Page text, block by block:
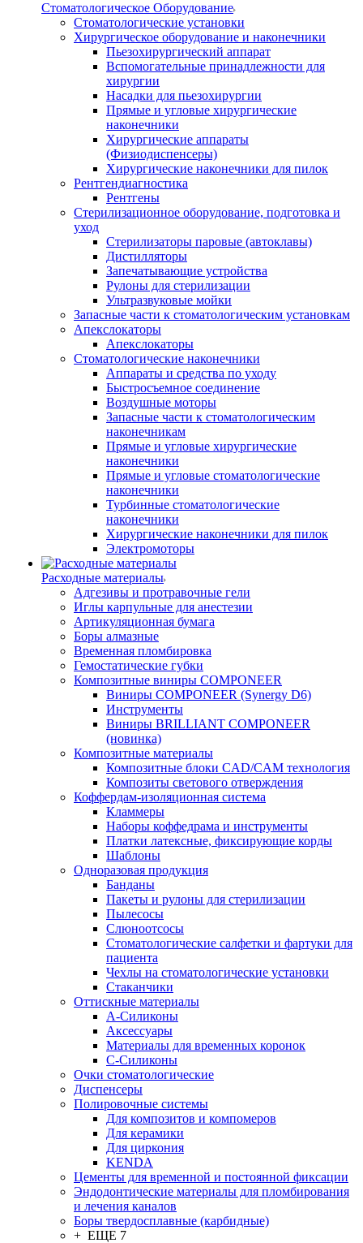
Стоматологическое Оборудование
Стоматологические установки
Хирургическое оборудование и наконечники
Пьезохирургический аппарат
Вспомогательные принадлежности для
хирургии
Насадки для пьезохирургии
Прямые и угловые хирургические
наконечники
Хирургические аппараты
(Физиодиспенсеры)
Хирургические наконечники для пилок
Рентгендиагностика
Рентгены
Стерилизационное оборудование, подготовка и
уход
Стерилизаторы паровые (автоклавы)
Дистилляторы
Запечатывающие устройства
Рулоны для стерилизации
Ультразвуковые мойки
Запасные части к стоматологическим установкам
Апекслокаторы
Апекслокаторы
Стоматологические наконечники
Аппараты и средства по уходу
Быстросъемное соединение
Воздушные моторы
Запасные части к стоматологическим
наконечникам
Прямые и угловые хирургические
наконечники
Прямые и угловые стоматологические
наконечники
Турбинные стоматологические
наконечники
Хирургические наконечники для пилок
Электромоторы
Расходные материалы
Адгезивы и протравочные гели
Иглы карпульные для анестезии
Артикуляционная бумага
Боры алмазные
Временная пломбировка
Гемостатические губки
Композитные виниры COMPONEER
Виниры COMPONEER (Synergy D6)
Инструменты
Виниры BRILLIANT COMPONEER
(новинка)
Композитные материалы
Композитные блоки CAD/СAM технология
Композиты светового отверждения
Коффердам-изоляционная система
Кламмеры
Наборы коффедрама и инструменты
Платки латексные, фиксирующие корды
Шаблоны
Одноразовая продукция
Банданы
Пакеты и рулоны для стерилизации
Пылесосы
Слюноотсосы
Стоматологические салфетки и фартуки для
пациента
Чехлы на стоматологические установки
Стаканчики
Оттискные материалы
А-Силиконы
Аксессуары
Материалы для временных коронок
С-Силиконы
Очки стоматологические
Диспенсеры
Полировочные системы
Для композитов и компомеров
Для керамики
Для циркония
KENDA
Цементы для временной и постоянной фиксации
Эндодонтические материалы для пломбирования
и лечения каналов
Боры твердосплавные (карбидные)
+ ЕЩЕ 7